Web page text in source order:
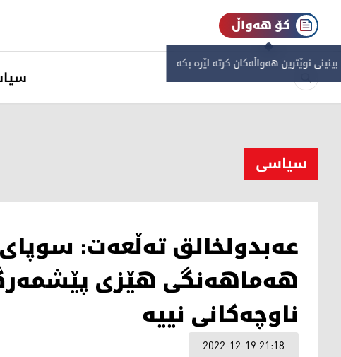
کۆ هەواڵ
نوێترین هەواڵەکان کرتە لێرە بکە
سیاسی
عه‌بدولخالق ته‌ڵعه‌ت:
هه‌ماهه‌نگی هێزی
ناوچه‌كانی نییه‌
2022-12-19 21:18